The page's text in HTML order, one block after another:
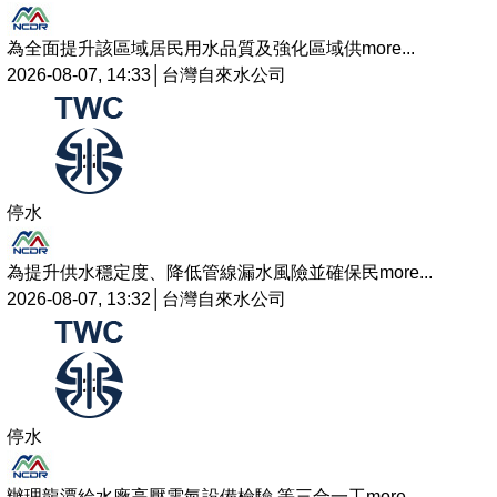
為全面提升該區域居民用水品質及強化區域供more...
2026-08-07, 14:33│台灣自來水公司
停水
為提升供水穩定度、降低管線漏水風險並確保民more...
2026-08-07, 13:32│台灣自來水公司
停水